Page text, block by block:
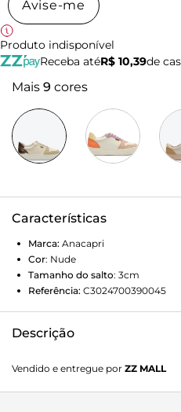
Avise-me
Produto indisponível
Receba atéR$ 10,39de
Mais 9 cores
Características
Marca: Anacapri
Cor: Nude
Tamanho do salto: 3cm
Referência: C3024700390045
Descrição
Vendido e entregue por ZZ MALL